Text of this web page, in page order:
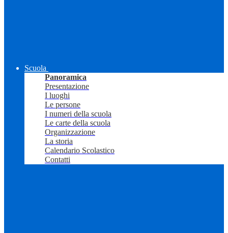
Scuola
Panoramica
Presentazione
I luoghi
Le persone
I numeri della scuola
Le carte della scuola
Organizzazione
La storia
Calendario Scolastico
Contatti